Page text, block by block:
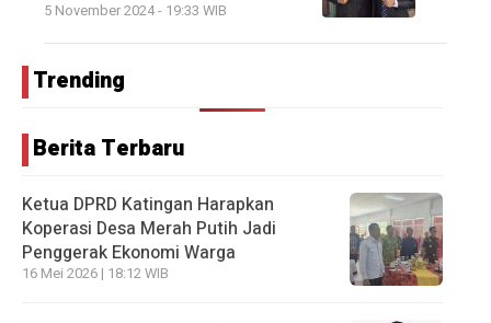
5 November 2024 - 19:33 WIB
Trending
Berita Terbaru
Ketua DPRD Katingan Harapkan
Koperasi Desa Merah Putih Jadi
Penggerak Ekonomi Warga
16 Mei 2026 | 18:12 WIB